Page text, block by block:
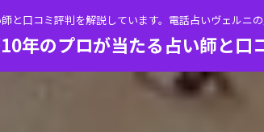
と口コミ評判を解説しています。電話占いヴェルニ
年のプロが当たる占い師と口